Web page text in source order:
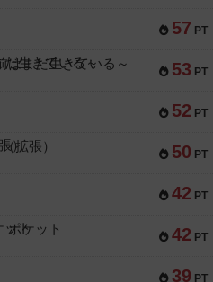
57 PT
53 PT
まだ生きている～
52 PT
50 PT
拡張）
42 PT
42 PT
ケット
39 PT